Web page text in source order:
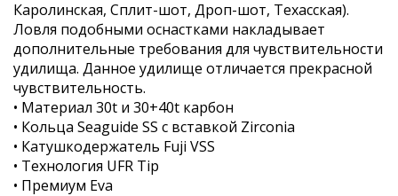
Каролинская, Сплит-шот, Дроп-шот, Техасская).
Ловля подобными оснастками накладывает
дополнительные требования для чувствительности
удилища. Данное удилище отличается прекрасной
чувствительность.
• Материал 30t и 30+40t карбон
• Кольца Seaguide SS с вставкой Zirconia
• Катушкодержатель Fuji VSS
• Технология UFR Tip
• Премиум Eva